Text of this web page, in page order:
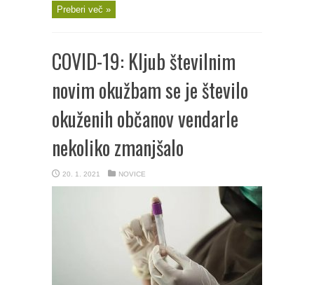
Preberi več »
COVID-19: Kljub številnim
novim okužbam se je število
okuženih občanov vendarle
nekoliko zmanjšalo
20. 1. 2021 NOVICE